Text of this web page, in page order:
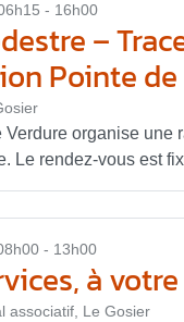
- 16h00
–
Pointe
Verdure organise
Le rendez-vous est
- 13h00
à
associatif, Le Gosier